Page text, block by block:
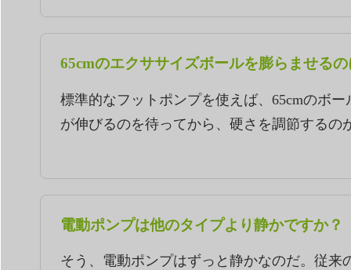
65cmのエクササイズボールを膨らませる
標準的なフットポンプを使えば、65cmのボ
が伸びるのを待ってから、硬さを調節するの
電動ポンプは他のタイプより静かですか？
そう、電動ポンプはずっと静かなのだ。従来